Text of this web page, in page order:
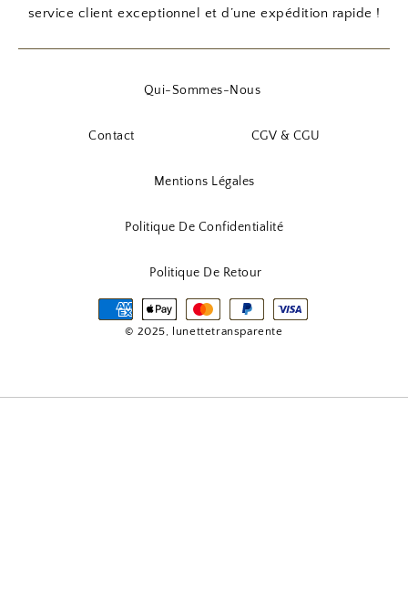
service client exceptionnel et d’une expédition rapide !
Qui-Sommes-Nous
Contact CGV & CGU
Mentions Légales
Politique De Confidentialité
Politique De Retour
© 2025, lunettetransparente